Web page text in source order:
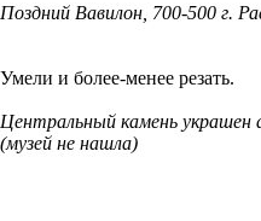
Поздний Вавилон, 700-500 г.
Умели и более-менее резать.
Центральный камень украшен
(музей не нашла)